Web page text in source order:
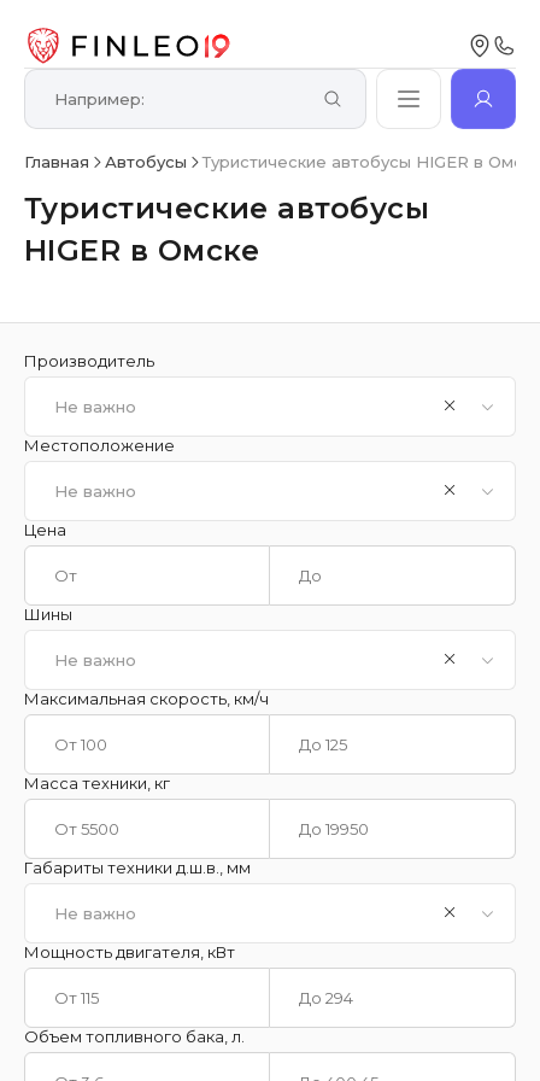
Главная Автобусы Туристические автобусы HIGER в
Туристические автобусы
HIGER в Омске
Производитель
Не важно
Местоположение
Не важно
Цена
Шины
Не важно
Максимальная скорость, км/ч
Масса техники, кг
Габариты техники д.ш.в., мм
Не важно
Мощность двигателя, кВт
Объем топливного бака, л.